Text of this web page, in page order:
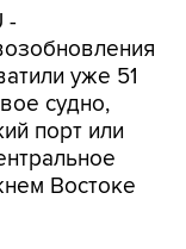
-
уже 51
судно,
порт или
Востоке